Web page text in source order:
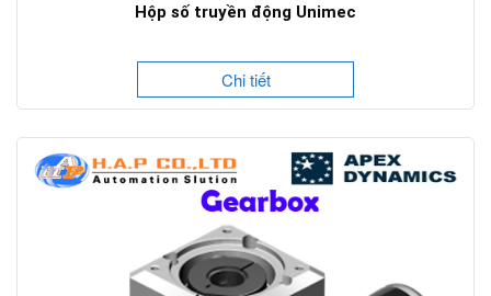
Hộp số truyền động Unimec
Chi tiết